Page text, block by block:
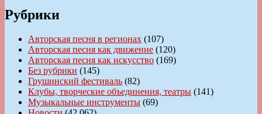
Рубрики
Авторская песня в регионах (107)
Авторская песня как движение (120)
Авторская песня как искусство (169)
Без рубрики (145)
Грушинский фестиваль (82)
Клубы, творческие объединения, театры (141)
Музыкальные инструменты (69)